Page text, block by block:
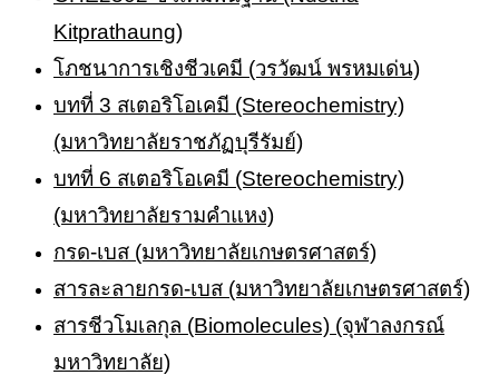
Kitprathaung)
โภชนาการเชิงชีวเคมี (วรวัฒน์ พรหมเด่น)
บทที่ 3 สเตอริโอเคมี (Stereochemistry)
(มหาวิทยาลัยราชภัฏบุรีรัมย์)
บทที่ 6 สเตอริโอเคมี (Stereochemistry)
(มหาวิทยาลัยรามคำแหง)
กรด-เบส (มหาวิทยาลัยเกษตรศาสตร์)
สารละลายกรด-เบส (มหาวิทยาลัยเกษตรศาสตร์)
สารชีวโมเลกุล (Biomolecules) (จุฬาลงกรณ์
มหาวิทยาลัย)